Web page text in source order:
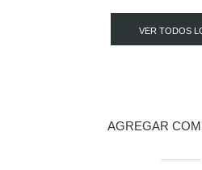
VER TODOS
AGREGAR